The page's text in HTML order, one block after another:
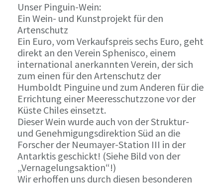
Unser Pinguin-Wein:
Ein Wein- und Kunstprojekt für den
Artenschutz
Ein Euro, vom Verkaufspreis sechs Euro, geht
direkt an den Verein Sphenisco, einem
international anerkannten Verein, der sich
zum einen für den Artenschutz der
Humboldt Pinguine und zum Anderen für die
Errichtung einer Meeresschutzzone vor der
Küste Chiles einsetzt.
Dieser Wein wurde auch von der Struktur-
und Genehmigungsdirektion Süd an die
Forscher der Neumayer-Station III in der
Antarktis geschickt! (Siehe Bild von der
„Vernagelungsaktion“!)
Wir erhoffen uns durch diesen besonderen